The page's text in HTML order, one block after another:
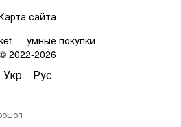
сайта
— умные покупки
© 2022-2026
Укр Рус